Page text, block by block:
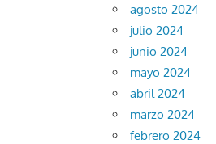
agosto 2024
julio 2024
junio 2024
mayo 2024
abril 2024
marzo 2024
febrero 2024